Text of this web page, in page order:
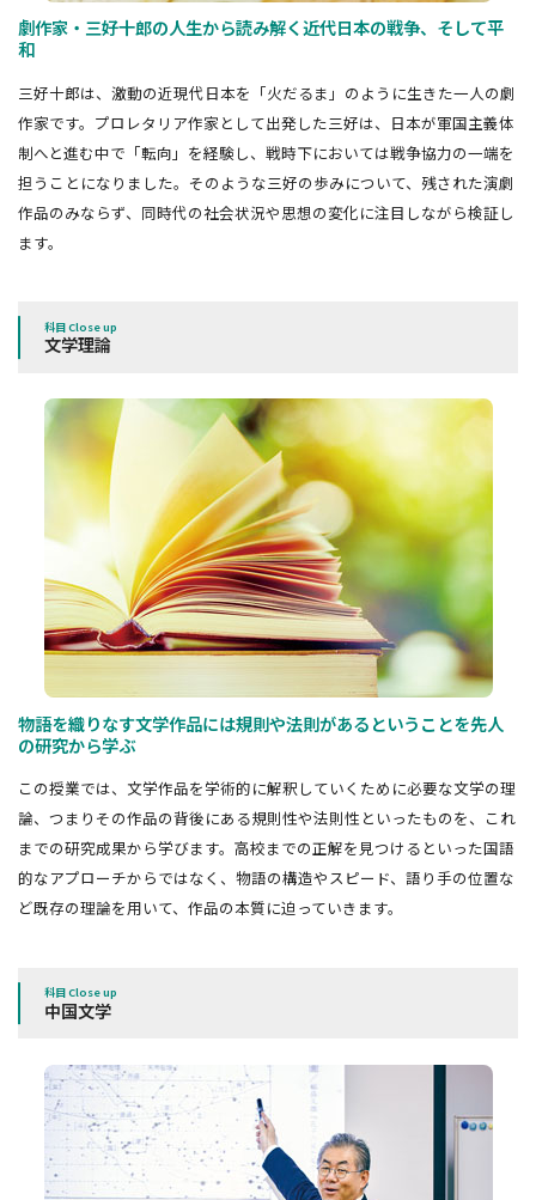
劇作家・三好十郎の人生から読み解く近代日本の戦争、そして平
和
三好十郎は、激動の近現代日本を「火だるま」のように生きた一人の劇
作家です。プロレタリア作家として出発した三好は、日本が軍国主義体
制へと進む中で「転向」を経験し、戦時下においては戦争協力の一端を
担うことになりました。そのような三好の歩みについて、残された演劇
作品のみならず、同時代の社会状況や思想の変化に注目しながら検証し
ます。
科目 Close up
文学理論
物語を織りなす文学作品には規則や法則があるということを先人
の研究から学ぶ
この授業では、文学作品を学術的に解釈していくために必要な文学の理
論、つまりその作品の背後にある規則性や法則性といったものを、これ
までの研究成果から学びます。高校までの正解を見つけるといった国語
的なアプローチからではなく、物語の構造やスピード、語り手の位置な
ど既存の理論を用いて、作品の本質に迫っていきます。
科目 Close up
中国文学